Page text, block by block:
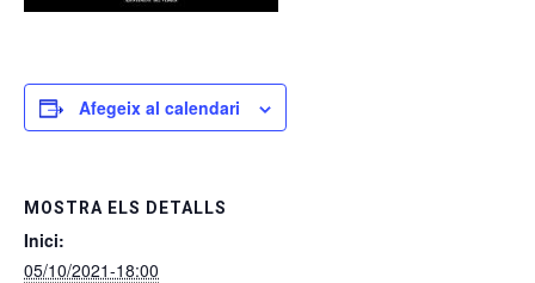
Afegeix al calendari
MOSTRA ELS DETALLS
Inici:
05/10/2021-18:00